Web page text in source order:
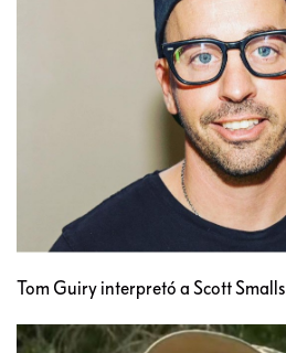
Tom Guiry interpretó a Scott Smalls